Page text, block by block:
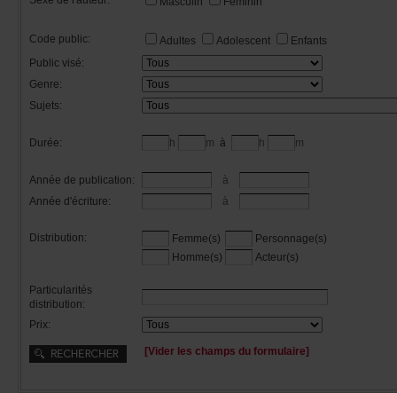
Codepublic: Adultes Adolescent
Enfants
Publicvisé:
Genre:
Sujets:
Durée: h m à h m
Annéedepublication:
à
Annéed'écriture:
à
Distribution: Femme(s)
Personnage(s)
Homme(s)
Acteur(s)
Particularités
distribution:
Prix:
[Viderleschampsduformulaire]